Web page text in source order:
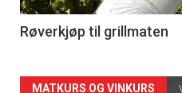
4
Røverkjøp til grillmaten
MATKURS OG VINKURS